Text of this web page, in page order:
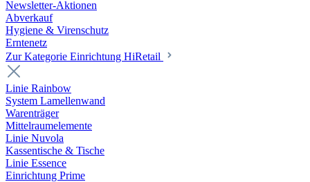
Newsletter-Aktionen
Abverkauf
Hygiene & Virenschutz
Erntenetz
Zur Kategorie Einrichtung HiRetail
Linie Rainbow
System Lamellenwand
Warenträger
Mittelraumelemente
Linie Nuvola
Kassentische & Tische
Linie Essence
Einrichtung Prime